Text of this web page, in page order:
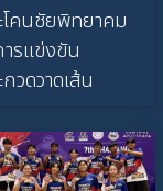
โคนชัยพิทยาคม
รแข่งขัน
วดวาดเส้น